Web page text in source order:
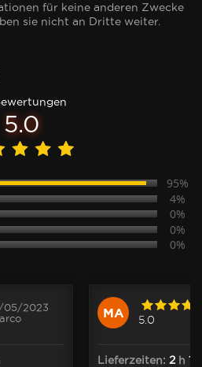
für keine anderen Zwecke
sie nicht an Dritte weiter.
5.0
95%
4%
0%
0%
0%
05/2023
MA 5.0
Lieferzeiten: 2 h 12